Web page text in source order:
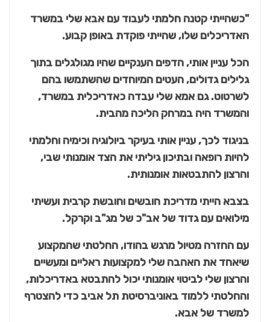
"כשהייתי קטנה חלמתי לעבוד עם אבא שלי במשרד
האדריכלים שלו, שהייתי פוקדת באופן קבוע.
הכל עניין אותי, הדפים הענקיים שהיו מגולגלים בתוך
גלילים גדולים, העטים המיוחדים שהשתמשו בהם
לשרטוט. גם אמא שלי עבדה כאדריכלית במשרד,
והמשרד היה במרחק הליכה מהבית.
בניגוד לכך, עניין אותי בעיקר ביולוגיה וכימיה וחלמתי
להיות רופאה ובתיכון גיליתי את הצד אומנותי שבי,
והרצון להתבטאות אומנותית.
בצבא הייתי מדריכת חובשים וחובשת קרבית ועשיתי
מילואים עם גדוד של אב"כ של מג"ב וקרקל.
עם החזרה מטיול מרגש בהודו, החלטתי שהמקצוע
שיאחד את האהבה שלי למקצועות ראליים ומעשיים
והרצון שלי לביטוי אומנותי יכול להתבטא באדריכלות,
והחלטתי ללמוד באוניברסיטת תל אביב כדי להצטרף
למשרד של אבא.